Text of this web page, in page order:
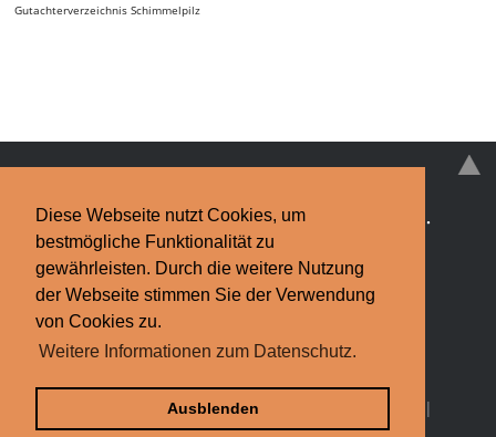
Diese Webseite nutzt Cookies, um
bestmögliche Funktionalität zu
gewährleisten. Durch die weitere Nutzung
der Webseite stimmen Sie der Verwendung
von Cookies zu.
Weitere Informationen zum Datenschutz.
Ausblenden
Gutachterverzeichnis Schimmelpilz
Schimmelpilz· Schimmelpilz-EXPERTEN
·
Infos & Tipps·
Impressum· Datenschutzerklärung
Finden Sie bundesweit Hilfe bei
Schimmelpilz.
Schimmel-Experten.de © 2013-2026
Bildquelle: Torsten Rempt / pixelio.de |
|
Schimmel-EXPERTEN.de weiterempfehlen